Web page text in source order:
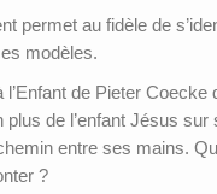
permet au fidèle de
modèles.
l’Enfant de Pieter Coecke
plus de l’enfant Jésus sur
entre ses mains.
?